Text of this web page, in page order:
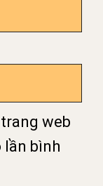
web
lần bình